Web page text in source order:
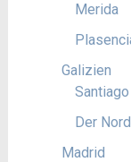
Merida
Galizien
Der
Madrid